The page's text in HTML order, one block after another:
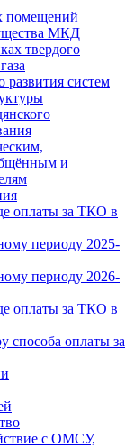
помещений
МКД
твердого
развития систем
и
оплаты за ТКО в
периоду 2025-
периоду 2026-
оплаты за ТКО в
способа оплаты за
с ОМСУ,